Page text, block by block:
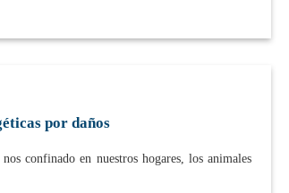
por daños
confinado en nuestros hogares, los animales